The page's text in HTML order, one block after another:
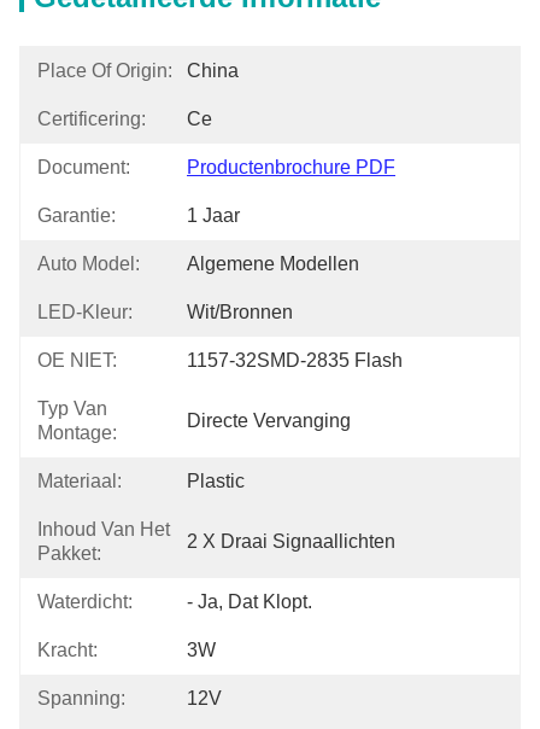
Place Of Origin: China
Certificering: Ce
Document: Productenbrochure PDF
Garantie: 1 Jaar
Auto Model: Algemene Modellen
LED-Kleur: Wit/Bronnen
OE NIET: 1157-32SMD-2835 Flash
Typ Van
Montage:
Directe Vervanging
Materiaal: Plastic
Inhoud Van Het
Pakket:
2 X Draai Signaallichten
Waterdicht: - Ja, Dat Klopt.
Kracht: 3W
Spanning: 12V